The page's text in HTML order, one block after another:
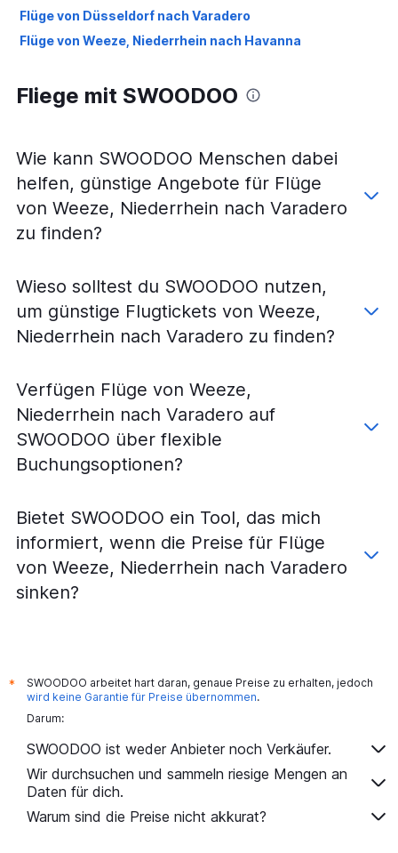
Flüge von Düsseldorf nach Varadero
Flüge von Weeze, Niederrhein nach Havanna
Fliege mit SWOODOO
Wie kann SWOODOO Menschen dabei
helfen, günstige Angebote für Flüge
von Weeze, Niederrhein nach Varadero
zu finden?
Wieso solltest du SWOODOO nutzen,
um günstige Flugtickets von Weeze,
Niederrhein nach Varadero zu finden?
Verfügen Flüge von Weeze,
Niederrhein nach Varadero auf
SWOODOO über flexible
Buchungsoptionen?
Bietet SWOODOO ein Tool, das mich
informiert, wenn die Preise für Flüge
von Weeze, Niederrhein nach Varadero
sinken?
*
SWOODOO arbeitet hart daran, genaue Preise zu erhalten, jedoch
wird keine Garantie für Preise übernommen.
Darum:
SWOODOO ist weder Anbieter noch Verkäufer.
Wir durchsuchen und sammeln riesige Mengen an
Daten für dich.
Warum sind die Preise nicht akkurat?